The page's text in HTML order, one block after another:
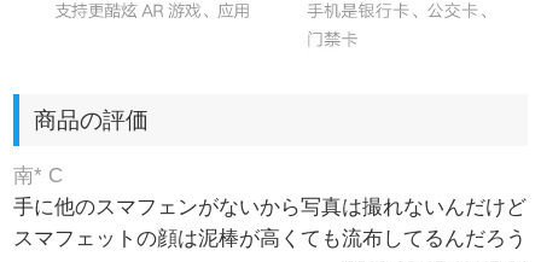
商品の評価
南* C
手に他のスマフェンがないから写真は撮れないんだけど
スマフェットの顔は泥棒が高くても流布してるんだろう